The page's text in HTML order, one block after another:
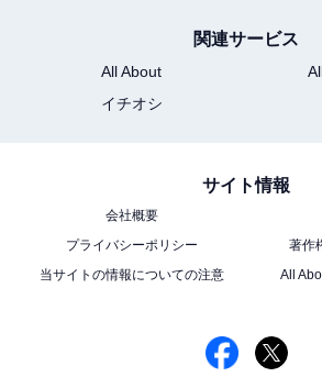
関連サービス
All About
イチオシ
サイト情報
会社概要
プライバシーポリシー
著作
当サイトの情報についての注意
All